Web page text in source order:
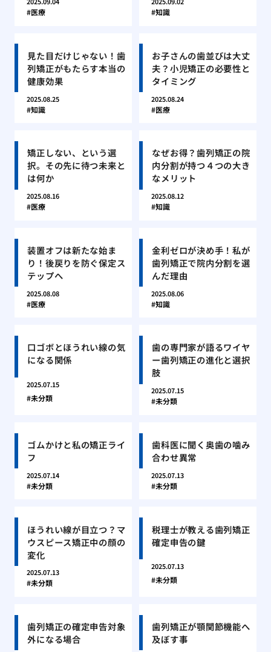
医療 知識
見た目だけじゃない！歯
列矯正がもたらす本当の
健康効果
2025.08.25
知識
お子さんの歯並びは大丈
夫？小児矯正の必要性と
タイミング
2025.08.24
医療
矯正しない、という選
択。その先に待つ未来と
は何か
2025.08.16
医療
なぜお得？歯列矯正の院
内分割が持つ４つの大き
なメリット
2025.08.12
知識
装置オフは新たな始ま
り！後戻りを防ぐ保定ス
テップへ
2025.08.08
医療
金利ゼロが決め手！私が
歯列矯正で院内分割を選
んだ理由
2025.08.06
知識
口ゴボとほうれい線の気
になる関係
2025.07.15
未分類
歯の専門家が語るワイヤ
ー歯列矯正の進化と選択
肢
2025.07.15
未分類
ゴムかけと私の矯正ライ
フ
2025.07.14
未分類
歯科医に聞く奥歯の噛み
合わせ異常
2025.07.13
未分類
ほうれい線が目立つ？マ
ウスピース矯正中の顔の
変化
2025.07.13
未分類
税理士が教える歯列矯正
確定申告の鍵
2025.07.13
未分類
歯列矯正の確定申告対象
外になる場合
歯列矯正が顎関節機能へ
及ぼす事